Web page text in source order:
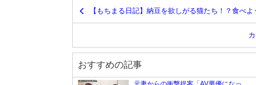
【もちまる日記】納豆を欲しがる猫たち！？食べよ
おすすめの記事